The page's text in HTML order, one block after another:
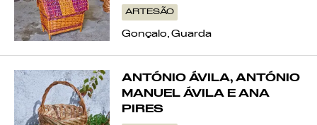
ARTESÃO
Gonçalo, Guarda
ANTÓNIO ÁVILA, ANTÓNIO
MANUEL ÁVILA E ANA
PIRES